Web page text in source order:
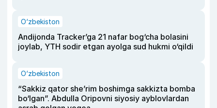
O‘zbekiston
Andijonda Tracker’ga 21 nafar bog‘cha bolasini
joylab, YTH sodir etgan ayolga sud hukmi o‘qildi
O‘zbekiston
“Sakkiz qator she’rim boshimga sakkizta bomba
bo‘lgan”. Abdulla Oripovni siyosiy ayblovlardan